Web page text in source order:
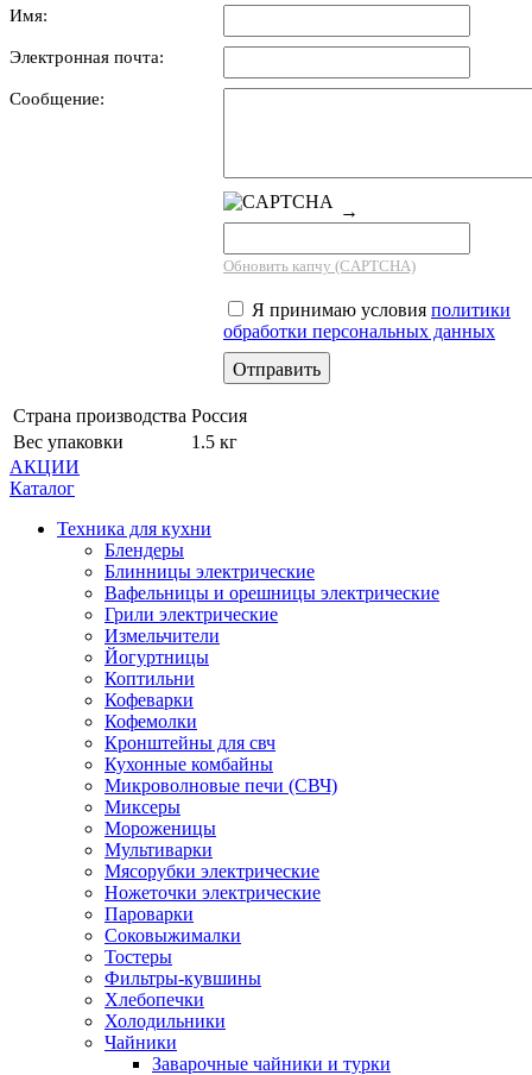
Имя:
Электронная почта:
Сообщение:
→
Обновить капчу (CAPTCHA)
Я принимаю условия политики
обработки персональных данных
Страна производства Россия
Вес упаковки
1.5 кг
АКЦИИ
Каталог
Техника для кухни
Блендеры
Блинницы электрические
Вафельницы и орешницы электрические
Грили электрические
Измельчители
Йогуртницы
Коптильни
Кофеварки
Кофемолки
Кронштейны для свч
Кухонные комбайны
Микроволновые печи (СВЧ)
Миксеры
Мороженицы
Мультиварки
Мясорубки электрические
Ножеточки электрические
Пароварки
Соковыжималки
Тостеры
Фильтры-кувшины
Хлебопечки
Холодильники
Чайники
Заварочные чайники и турки